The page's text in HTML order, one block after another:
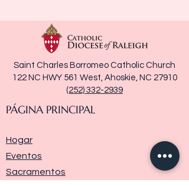
Saint Charles Borromeo Catholic Church
122 NC HWY 561 West, Ahoskie, NC 27910
(252) 332-2939
PÁGINA PRINCIPAL
Hogar
Eventos
Sacramentos